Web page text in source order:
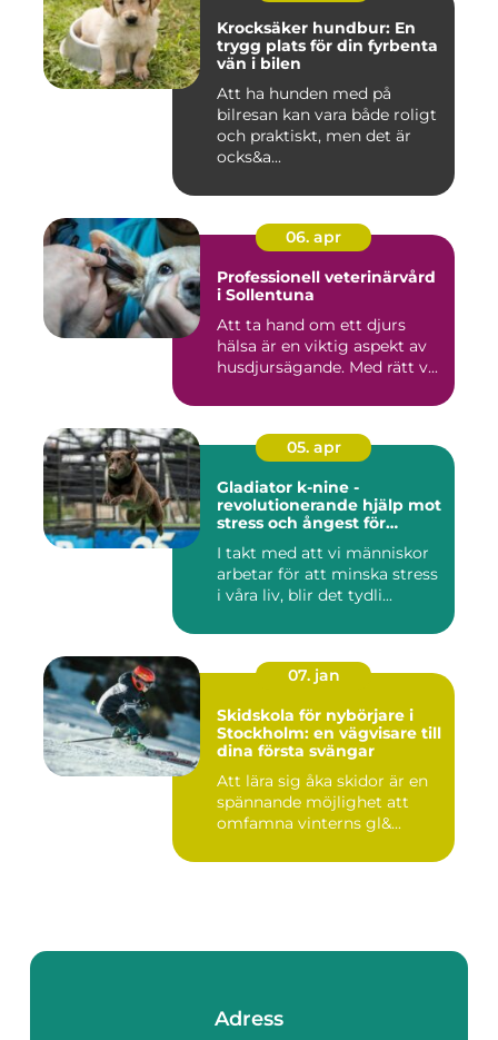
Krocksäker hundbur: En
trygg plats för din fyrbenta
vän i bilen
Att ha hunden med på
bilresan kan vara både roligt
och praktiskt, men det är
ocks&a...
06. apr
Professionell veterinärvård
i Sollentuna
Att ta hand om ett djurs
hälsa är en viktig aspekt av
husdjursägande. Med rätt v...
05. apr
Gladiator k-nine -
revolutionerande hjälp mot
stress och ångest för
I takt med att vi människor
arbetar för att minska stress
i våra liv, blir det tydli...
07. jan
Skidskola för nybörjare i
Stockholm: en vägvisare till
dina första svängar
Att lära sig åka skidor är en
spännande möjlighet att
omfamna vinterns gl&...
Adress